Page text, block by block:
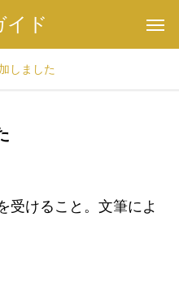
イド
しました
受けること。文筆によ